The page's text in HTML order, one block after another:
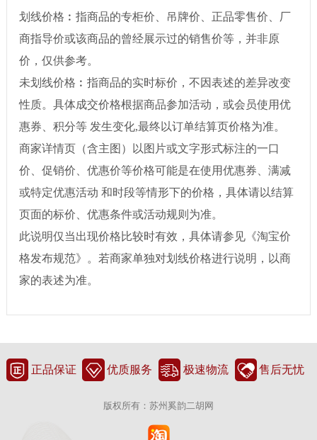
划线价格︰指商品的专柜价、吊牌价、正品零售价、厂
商指导价或该商品的曾经展示过的销售价等，并非原
价，仅供参考。
未划线价格︰指商品的实时标价，不因表述的差异改变
性质。具体成交价格根据商品参加活动，或会员使用优
惠券、积分等 发生变化,最终以订单结算页价格为准。
商家详情页（含主图）以图片或文字形式标注的一口
价、促销价、优惠价等价格可能是在使用优惠券、满减
或特定优惠活动 和时段等情形下的价格，具体请以结算
页面的标价、优惠条件或活动规则为准。
此说明仅当出现价格比较时有效，具体请参见《淘宝价
格发布规范》。若商家单独对划线价格进行说明，以商
家的表述为准。
正品保证 优质服务 极速物流 售后无忧
版权所有：苏州奚韵二胡网